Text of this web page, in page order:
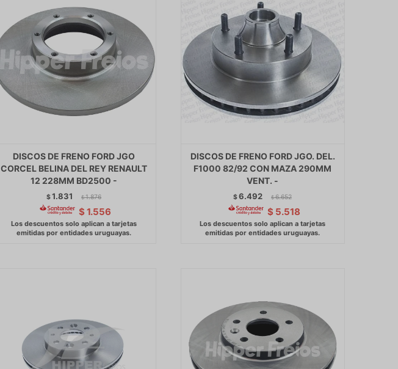
DISCOS DE FRENO FORD JGO
CORCEL BELINA DEL REY RENAULT
12 228MM BD2500 -
$1.831 $ 1.876
$ 1.556
DISCOS DE FRENO FORD JGO. DEL.
F1000 82/92 CON MAZA 290MM
VENT. -
$6.492 $ 6.652
$ 5.518